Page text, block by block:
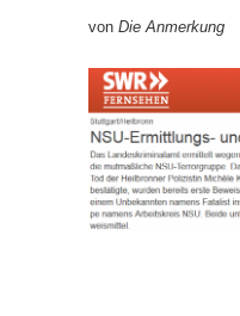
von Die Anmerkung